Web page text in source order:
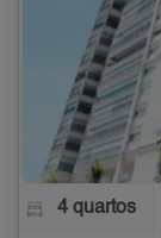
4 quartos